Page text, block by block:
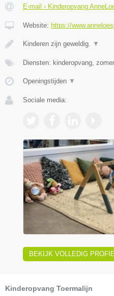
E-mail › Kinderopvang
Website: https://
Kinderen zijn geweldig. ▼
Diensten: kinderopvang,
Openingstijden ▼
Sociale media:
BEKIJK VOLLEDIG
Kinderopvang Toermalijn